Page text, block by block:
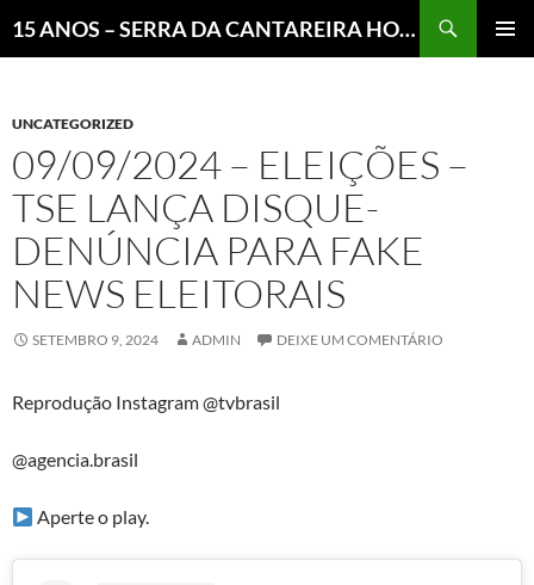
15 ANOS – SERRA DA CANTAREIRA HOJE E COTIDIANO DO BRASIL E DO MUNDO
UNCATEGORIZED
09/09/2024 – ELEIÇÕES –
TSE LANÇA DISQUE-
DENÚNCIA PARA FAKE
NEWS ELEITORAIS
SETEMBRO 9, 2024 ADMIN DEIXE UM COMENTÁRIO
Reprodução Instagram @tvbrasil
@agencia.brasil
Aperte o play.